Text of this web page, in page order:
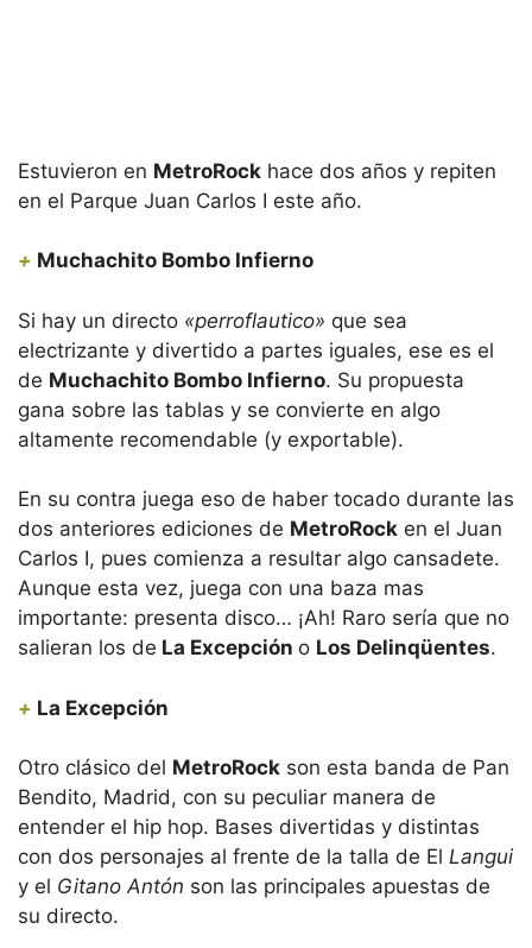
Estuvieron en MetroRock hace dos años y repiten
en el Parque Juan Carlos I este año.
+ Muchachito Bombo Infierno
Si hay un directo «perroflautico» que sea
electrizante y divertido a partes iguales, ese es el
de Muchachito Bombo Infierno. Su propuesta
gana sobre las tablas y se convierte en algo
altamente recomendable (y exportable).
En su contra juega eso de haber tocado durante las
dos anteriores ediciones de MetroRock en el Juan
Carlos I, pues comienza a resultar algo cansadete.
Aunque esta vez, juega con una baza mas
importante: presenta disco… ¡Ah! Raro sería que no
salieran los de La Excepción o Los Delinqüentes.
+ La Excepción
Otro clásico del MetroRock son esta banda de Pan
Bendito, Madrid, con su peculiar manera de
entender el hip hop. Bases divertidas y distintas
con dos personajes al frente de la talla de El Langui
y el Gitano Antón son las principales apuestas de
su directo.